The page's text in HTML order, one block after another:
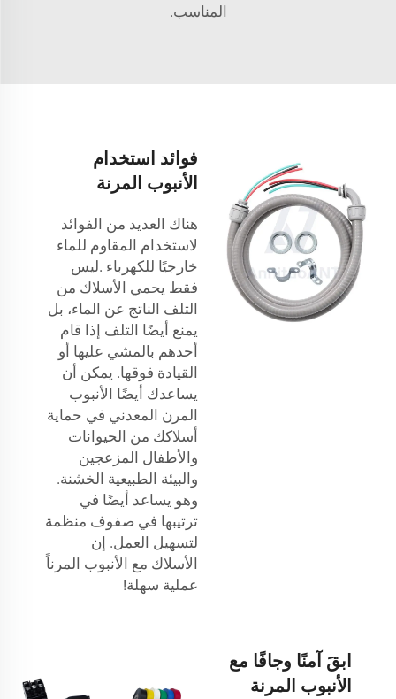
المناسب.
فوائد استخدام
الأنبوب المرنة
هناك العديد من الفوائد
لاستخدام المقاوم للماء
خارجيًا للكهرباء .ليس
فقط يحمي الأسلاك من
التلف الناتج عن الماء، بل
يمنع أيضًا التلف إذا قام
أحدهم بالمشي عليها أو
القيادة فوقها. يمكن أن
يساعدك أيضًا الأنبوب
المرن المعدني في حماية
أسلاكك من الحيوانات
والأطفال المزعجين
والبيئة الطبيعية الخشنة.
وهو يساعد أيضًا في
ترتيبها في صفوف منظمة
لتسهيل العمل. إن
الأسلاك مع الأنبوب المرناً
عملية سهلة!
ابقَ آمنًا وجافًا مع
الأنبوب المرنة